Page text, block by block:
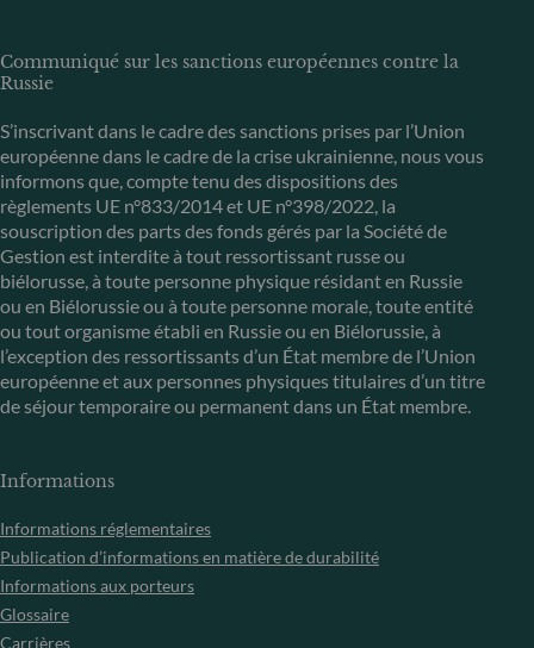
Communiqué sur les sanctions européennes contre la
Russie
S’inscrivant dans le cadre des sanctions prises par l’Union
européenne dans le cadre de la crise ukrainienne, nous vous
informons que, compte tenu des dispositions des
règlements UE n°833/2014 et UE n°398/2022, la
souscription des parts des fonds gérés par la Société de
Gestion est interdite à tout ressortissant russe ou
biélorusse, à toute personne physique résidant en Russie
ou en Biélorussie ou à toute personne morale, toute entité
ou tout organisme établi en Russie ou en Biélorussie, à
l’exception des ressortissants d’un État membre de l’Union
européenne et aux personnes physiques titulaires d’un titre
de séjour temporaire ou permanent dans un État membre.
Informations
Informations réglementaires
Publication d’informations en matière de durabilité
Informations aux porteurs
Glossaire
Carrières